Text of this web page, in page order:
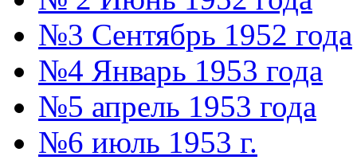
№3 Сентябрь 1952 года
№4 Январь 1953 года
№5 апрель 1953 года
№6 июль 1953 г.